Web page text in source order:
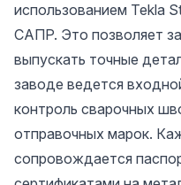
использованием Tekla
САПР. Это позволяет
выпускать точные
заводе ведется
контроль сварочных
отправочных марок.
сопровождается